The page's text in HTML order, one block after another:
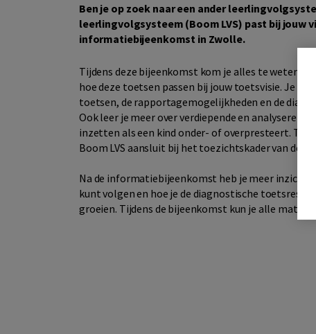
Ben je op zoek naar een ander
leerlingvolgsysteem (Boom LVS) past bij jouw
informatiebijeenkomst in Zwolle.
Tijdens deze bijeenkomst kom je alles te weten
hoe deze toetsen passen bij jouw toetsvisie. Je
toetsen, de rapportagemogelijkheden en de
Ook leer je meer over verdiepende en
inzetten als een kind onder- of overpresteert. Tot
Boom LVS aansluit bij het toezichtskader van de
Na de informatiebijeenkomst heb je meer inzicht
kunt volgen en hoe je de diagnostische
groeien. Tijdens de bijeenkomst kun je alle